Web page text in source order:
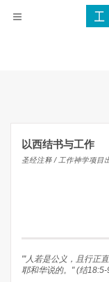
以西结书与工作
圣经注释 / 工作神学项目
"'人若是公义，且行正
耶和华说的。" (结18:5-